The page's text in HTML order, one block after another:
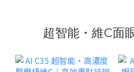
超智能・維C面